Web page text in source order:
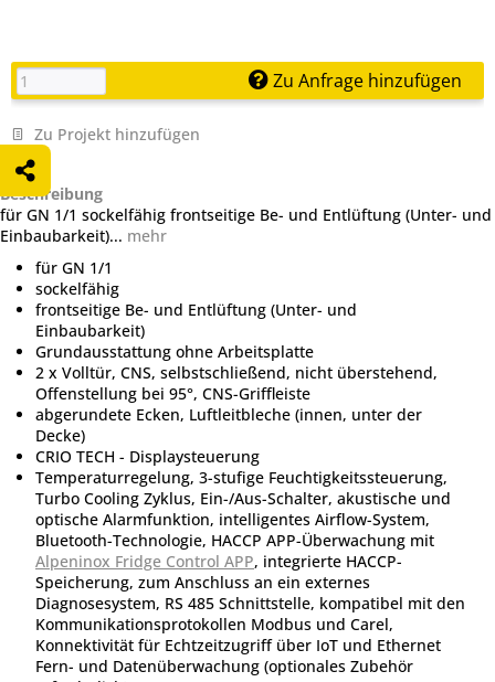
Zu Anfrage hinzufügen
Zu Projekt hinzufügen
Beschreibung
für GN 1/1 sockelfähig frontseitige Be- und Entlüftung (Unter- und
Einbaubarkeit)... mehr
für GN 1/1
sockelfähig
frontseitige Be- und Entlüftung (Unter- und
Einbaubarkeit)
Grundausstattung ohne Arbeitsplatte
2 x Volltür, CNS, selbstschließend, nicht überstehend,
Offenstellung bei 95°, CNS-Griffleiste
abgerundete Ecken, Luftleitbleche (innen, unter der
Decke)
CRIO TECH - Displaysteuerung
Temperaturregelung, 3-stufige Feuchtigkeitssteuerung,
Turbo Cooling Zyklus, Ein-/Aus-Schalter, akustische und
optische Alarmfunktion, intelligentes Airflow-System,
Bluetooth-Technologie, HACCP APP-Überwachung mit
Alpeninox Fridge Control APP, integrierte HACCP-
Speicherung, zum Anschluss an ein externes
Diagnosesystem, RS 485 Schnittstelle, kompatibel mit den
Kommunikationsprotokollen Modbus und Carel,
Konnektivität für Echtzeitzugriff über IoT und Ethernet
Fern- und Datenüberwachung (optionales Zubehör